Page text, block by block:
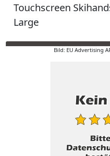
Touchscreen
Large
Bild: EU Advertising